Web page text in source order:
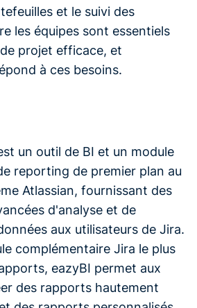
et le suivi des
les équipes sont essentiels
projet efficace, et
à ces besoins.
un outil de BI et un module
reporting de premier plan au
Atlassian, fournissant des
d'analyse et de
aux utilisateurs de Jira.
complémentaire Jira le plus
eazyBI permet aux
des rapports hautement